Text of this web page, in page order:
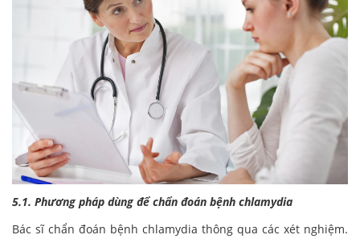
5.1. Phương pháp dùng để chẩn đoán bệnh chlamydia
Bác sĩ chẩn đoán bệnh chlamydia thông qua các xét nghiệm.